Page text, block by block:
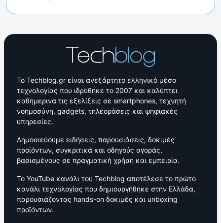
Το Techblog.gr είναι ανεξάρτητο ελληνικό μέσο
τεχνολογίας που ιδρύθηκε το 2007 και καλύπτει
καθημερινά τις εξελίξεις σε smartphones, τεχνητή
νοημοσύνη, gadgets, τηλεοράσεις και ψηφιακές
υπηρεσίες.
Δημοσιεύουμε ειδήσεις, παρουσιάσεις, δοκιμές
προϊόντων, συγκριτικά και οδηγούς αγοράς,
βασισμένους σε πραγματική χρήση και εμπειρία.
Το YouTube κανάλι του Techblog αποτέλεσε το πρώτο
κανάλι τεχνολογίας που δημιουργήθηκε στην Ελλάδα,
παρουσιάζοντας hands-on δοκιμές και unboxing
προϊόντων.